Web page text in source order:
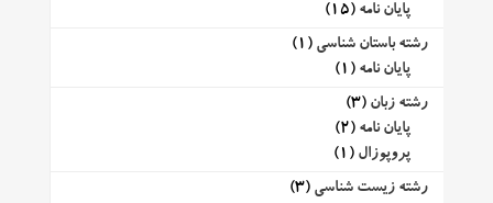
پایان نامه (15)
رشته باستان شناسی (1)
پایان نامه (1)
رشته زبان (3)
پایان نامه (2)
پروپوزال (1)
رشته زیست شناسی (3)